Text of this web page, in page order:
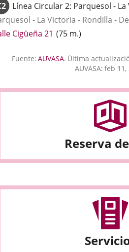
aplicación
externa.
Línea Circular 2: Parquesol -
- La Victoria - Rondilla -
Cigüeña 21 Enlace
una
aplicación
(75 m.)
Fuente: AUVASA. Última
AUVASA: feb 11,
Reserva